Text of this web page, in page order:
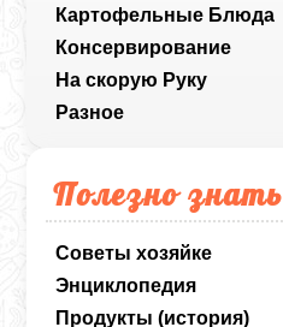
Картофельные Блюда
Консервирование
На скорую Руку
Разное
Полезно знать
Советы хозяйке
Энциклопедия
Продукты (история)